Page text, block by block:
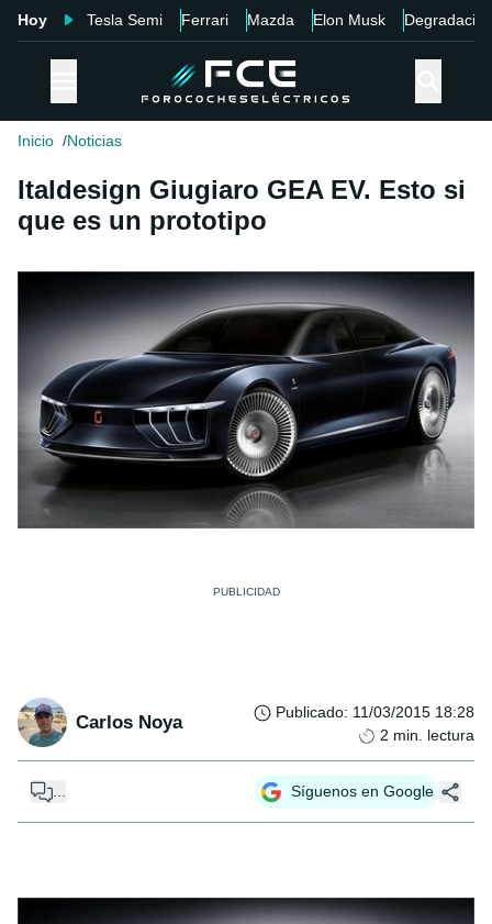
Hoy Tesla Semi Ferrari Mazda Elon Musk Degradación
Inicio Noticias
Italdesign Giugiaro GEA EV. Esto si
que es un prototipo
Carlos Noya Publicado: 11/03/2015 18:28
2 min. lectura
... Síguenos en Google